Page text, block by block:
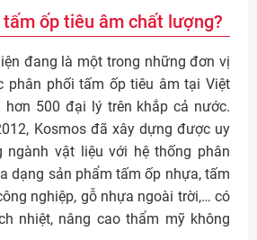
ốp tiêu âm chất lượng?
đang là một trong những đơn vị
phân phối tấm ốp tiêu âm tại Việt
hơn 500 đại lý trên khắp cả nước.
Kosmos đã xây dựng được uy
ngành vật liệu với hệ thống phân
dạng sản phẩm tấm ốp nhựa, tấm
nghiệp, gỗ nhựa ngoài trời,… có
nhiệt, nâng cao thẩm mỹ không